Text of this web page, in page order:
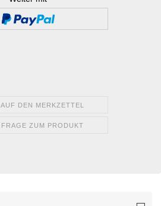
AUF DEN MERKZETTEL
FRAGE ZUM PRODUKT